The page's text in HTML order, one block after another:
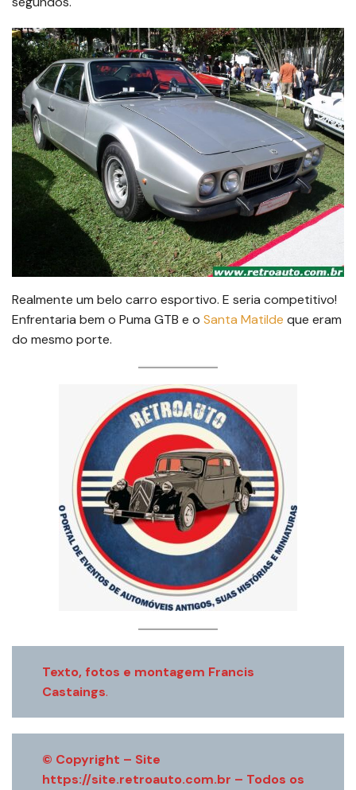
Realmente um belo carro esportivo. E seria competitivo!
Enfrentaria bem o Puma GTB e o Santa Matilde que eram
do mesmo porte.
Texto, fotos e montagem Francis
Castaings.
© Copyright – Site
https://site.retroauto.com.br – Todos os